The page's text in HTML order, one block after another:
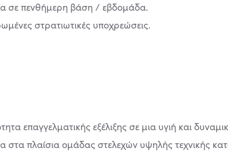
σε πενθήμερη βάση / εβδομάδα.
στρατιωτικές υποχρεώσεις.
επαγγελματικής εξέλιξης σε μια υγιή και
στα πλαίσια ομάδας στελεχών υψηλής τεχνικής